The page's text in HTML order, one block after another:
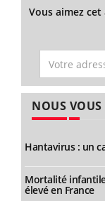
Vous aimez
NOUS
Hantavirus : un
Mortalité
élevé en France